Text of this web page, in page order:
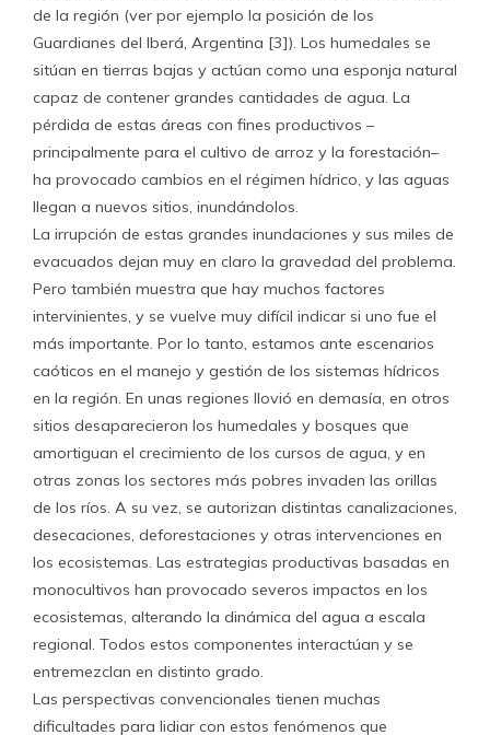
de la región (ver por ejemplo la posición de los
Guardianes del Iberá, Argentina [3]). Los humedales se
sitúan en tierras bajas y actúan como una esponja natural
capaz de contener grandes cantidades de agua. La
pérdida de estas áreas con fines productivos –
principalmente para el cultivo de arroz y la forestación–
ha provocado cambios en el régimen hídrico, y las aguas
llegan a nuevos sitios, inundándolos.
La irrupción de estas grandes inundaciones y sus miles de
evacuados dejan muy en claro la gravedad del problema.
Pero también muestra que hay muchos factores
intervinientes, y se vuelve muy difícil indicar si uno fue el
más importante. Por lo tanto, estamos ante escenarios
caóticos en el manejo y gestión de los sistemas hídricos
en la región. En unas regiones llovió en demasía, en otros
sitios desaparecieron los humedales y bosques que
amortiguan el crecimiento de los cursos de agua, y en
otras zonas los sectores más pobres invaden las orillas
de los ríos. A su vez, se autorizan distintas canalizaciones,
desecaciones, deforestaciones y otras intervenciones en
los ecosistemas. Las estrategias productivas basadas en
monocultivos han provocado severos impactos en los
ecosistemas, alterando la dinámica del agua a escala
regional. Todos estos componentes interactúan y se
entremezclan en distinto grado.
Las perspectivas convencionales tienen muchas
dificultades para lidiar con estos fenómenos que